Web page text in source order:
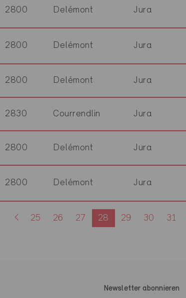
2800 Delémont Jura
2800 Delémont Jura
2800 Delémont Jura
2830 Courrendlin Jura
2800 Delémont Jura
2800 Delémont Jura
25 26 27 28 29 30 31
Newsletter abonnieren